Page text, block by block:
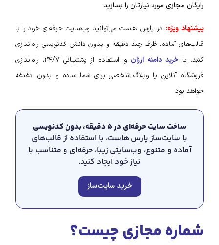
رایگان مجازی مورد نیازتان را بسازید.
پیشنهاد ویژه: در پارس هاست می‌توانید وب‌سایت حرفه‌ای خود را با
قالب‌های آماده، ظرف چند دقیقه و بدون دانش کدنویسی راه‌اندازی
کنید. باخرید دامنه ارزان
و استفاده از پشتیبانی ۲۴/۷، راه‌اندازی
فروشگاه آنلاین یا وبلاگ شخصی برای شما ساده و بدون دغدغه
خواهد بود.
ساخت سایت حرفه‌ای در ۵ دقیقه، بدون کدنویسی
با سایت‌ساز پارس هاست، با استفاده از قالب‌های
آماده و متنوع، وب‌سایتی زیبا، حرفه‌ای و متناسب با
نیاز خود ایجاد کنید.
خرید سایت‌ساز
شماره مجازی چیست؟